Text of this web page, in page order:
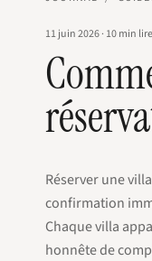
11 juin 2026· 10min lire
Réserver une
confirmation
Chaque villa
honnête de